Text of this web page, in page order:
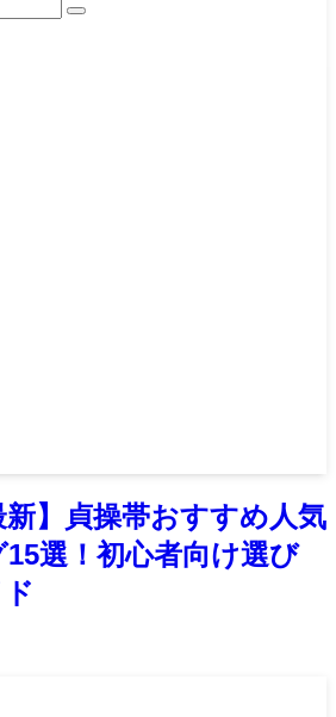
新】貞操帯おすすめ人気
選！初心者向け選び